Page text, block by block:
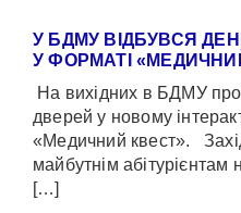
У БДМУ ВІДБУВСЯ
У ФОРМАТІ
На вихідних в БДМУ
дверей у новому
«Медичний квест».
майбутнім
[…]